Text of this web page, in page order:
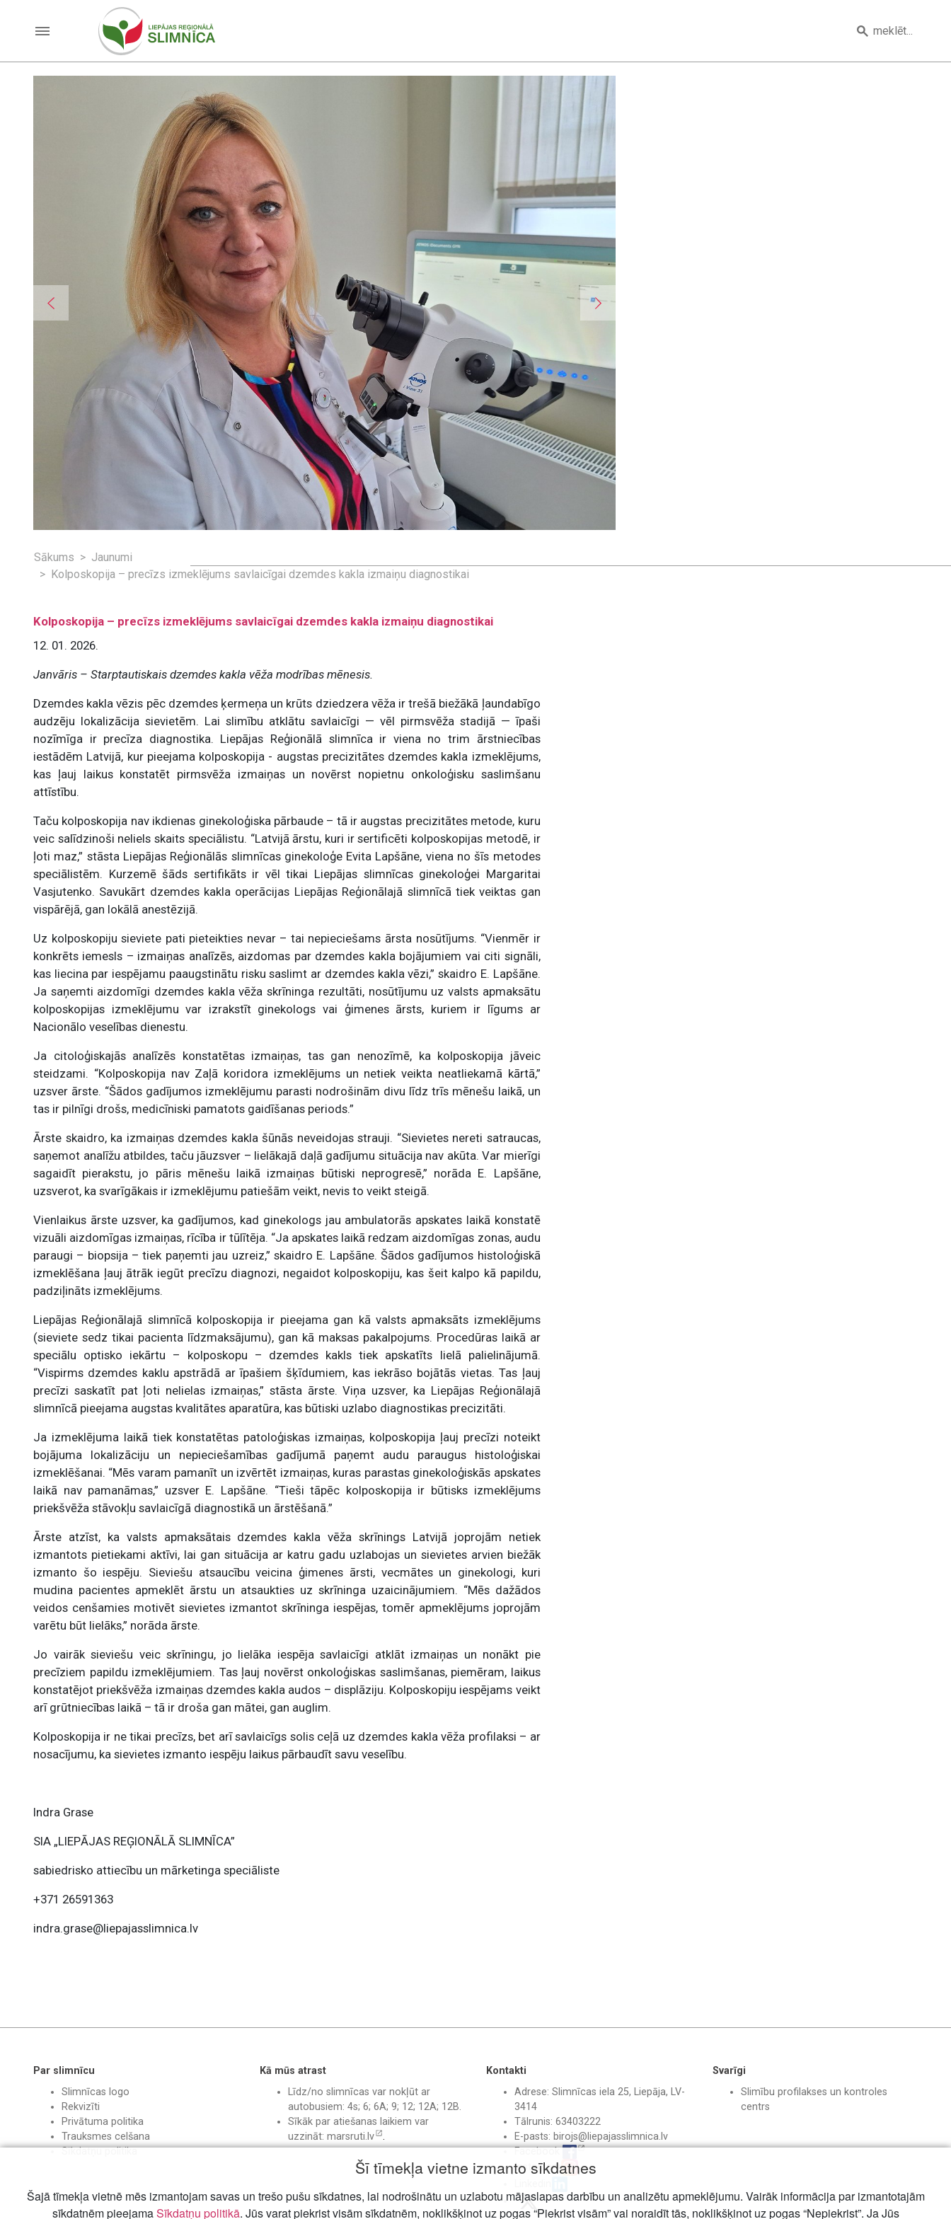
Sākums
Jaunumi
Kolposkopija – precīzs izmeklējums savlaicīgai dzemdes kakla izmaiņu diagnostikai
Kolposkopija – precīzs izmeklējums savlaicīgai dzemdes kakla izmaiņu diagnostikai
12. 01. 2026.
Janvāris – Starptautiskais dzemdes kakla vēža modrības mēnesis.
Dzemdes kakla vēzis pēc dzemdes ķermeņa un krūts dziedzera vēža ir trešā biežākā ļaundabīgo
audzēju lokalizācija sievietēm. Lai slimību atklātu savlaicīgi — vēl pirmsvēža stadijā — īpaši
nozīmīga ir precīza diagnostika. Liepājas Reģionālā slimnīca ir viena no trim ārstniecības
iestādēm Latvijā, kur pieejama kolposkopija - augstas precizitātes dzemdes kakla izmeklējums,
kas ļauj laikus konstatēt pirmsvēža izmaiņas un novērst nopietnu onkoloģisku saslimšanu
attīstību.
Taču kolposkopija nav ikdienas ginekoloģiska pārbaude – tā ir augstas precizitātes metode, kuru
veic salīdzinoši neliels skaits speciālistu. “Latvijā ārstu, kuri ir sertificēti kolposkopijas metodē, ir
ļoti maz,” stāsta Liepājas Reģionālās slimnīcas ginekoloģe Evita Lapšāne, viena no šīs metodes
speciālistēm. Kurzemē šāds sertifikāts ir vēl tikai Liepājas slimnīcas ginekoloģei Margaritai
Vasjutenko. Savukārt dzemdes kakla operācijas Liepājas Reģionālajā slimnīcā tiek veiktas gan
vispārējā, gan lokālā anestēzijā.
Uz kolposkopiju sieviete pati pieteikties nevar – tai nepieciešams ārsta nosūtījums. “Vienmēr ir
konkrēts iemesls – izmaiņas analīzēs, aizdomas par dzemdes kakla bojājumiem vai citi signāli,
kas liecina par iespējamu paaugstinātu risku saslimt ar dzemdes kakla vēzi,” skaidro E. Lapšāne.
Ja saņemti aizdomīgi dzemdes kakla vēža skrīninga rezultāti, nosūtījumu uz valsts apmaksātu
kolposkopijas izmeklējumu var izrakstīt ginekologs vai ģimenes ārsts, kuriem ir līgums ar
Nacionālo veselības dienestu.
Ja citoloģiskajās analīzēs konstatētas izmaiņas, tas gan nenozīmē, ka kolposkopija jāveic
steidzami. “Kolposkopija nav Zaļā koridora izmeklējums un netiek veikta neatliekamā kārtā,”
uzsver ārste. “Šādos gadījumos izmeklējumu parasti nodrošinām divu līdz trīs mēnešu laikā, un
tas ir pilnīgi drošs, medicīniski pamatots gaidīšanas periods.”
Ārste skaidro, ka izmaiņas dzemdes kakla šūnās neveidojas strauji. “Sievietes nereti satraucas,
saņemot analīžu atbildes, taču jāuzsver – lielākajā daļā gadījumu situācija nav akūta. Var mierīgi
sagaidīt pierakstu, jo pāris mēnešu laikā izmaiņas būtiski neprogresē,” norāda E. Lapšāne,
uzsverot, ka svarīgākais ir izmeklējumu patiešām veikt, nevis to veikt steigā.
Vienlaikus ārste uzsver, ka gadījumos, kad ginekologs jau ambulatorās apskates laikā konstatē
vizuāli aizdomīgas izmaiņas, rīcība ir tūlītēja. “Ja apskates laikā redzam aizdomīgas zonas, audu
paraugi – biopsija – tiek paņemti jau uzreiz,” skaidro E. Lapšāne. Šādos gadījumos histoloģiskā
izmeklēšana ļauj ātrāk iegūt precīzu diagnozi, negaidot kolposkopiju, kas šeit kalpo kā papildu,
padziļināts izmeklējums.
Liepājas Reģionālajā slimnīcā kolposkopija ir pieejama gan kā valsts apmaksāts izmeklējums
(sieviete sedz tikai pacienta līdzmaksājumu), gan kā maksas pakalpojums. Procedūras laikā ar
speciālu optisko iekārtu – kolposkopu – dzemdes kakls tiek apskatīts lielā palielinājumā.
“Vispirms dzemdes kaklu apstrādā ar īpašiem šķīdumiem, kas iekrāso bojātās vietas. Tas ļauj
precīzi saskatīt pat ļoti nelielas izmaiņas,” stāsta ārste. Viņa uzsver, ka Liepājas Reģionālajā
slimnīcā pieejama augstas kvalitātes aparatūra, kas būtiski uzlabo diagnostikas precizitāti.
Ja izmeklējuma laikā tiek konstatētas patoloģiskas izmaiņas, kolposkopija ļauj precīzi noteikt
bojājuma lokalizāciju un nepieciešamības gadījumā paņemt audu paraugus histoloģiskai
izmeklēšanai. “Mēs varam pamanīt un izvērtēt izmaiņas, kuras parastas ginekoloģiskās apskates
laikā nav pamanāmas,” uzsver E. Lapšāne. “Tieši tāpēc kolposkopija ir būtisks izmeklējums
priekšvēža stāvokļu savlaicīgā diagnostikā un ārstēšanā.”
Ārste atzīst, ka valsts apmaksātais dzemdes kakla vēža skrīnings Latvijā joprojām netiek
izmantots pietiekami aktīvi, lai gan situācija ar katru gadu uzlabojas un sievietes arvien biežāk
izmanto šo iespēju. Sieviešu atsaucību veicina ģimenes ārsti, vecmātes un ginekologi, kuri
mudina pacientes apmeklēt ārstu un atsaukties uz skrīninga uzaicinājumiem. “Mēs dažādos
veidos cenšamies motivēt sievietes izmantot skrīninga iespējas, tomēr apmeklējums joprojām
varētu būt lielāks,” norāda ārste.
Jo vairāk sieviešu veic skrīningu, jo lielāka iespēja savlaicīgi atklāt izmaiņas un nonākt pie
precīziem papildu izmeklējumiem. Tas ļauj novērst onkoloģiskas saslimšanas, piemēram, laikus
konstatējot priekšvēža izmaiņas dzemdes kakla audos – displāziju. Kolposkopiju iespējams veikt
arī grūtniecības laikā – tā ir droša gan mātei, gan auglim.
Kolposkopija ir ne tikai precīzs, bet arī savlaicīgs solis ceļā uz dzemdes kakla vēža profilaksi – ar
nosacījumu, ka sievietes izmanto iespēju laikus pārbaudīt savu veselību.
Indra Grase
SIA „LIEPĀJAS REĢIONĀLĀ SLIMNĪCA”
sabiedrisko attiecību un mārketinga speciāliste
+371 26591363
indra.grase@liepajasslimnica.lv
Par slimnīcu
Slimnīcas logo
Rekvizīti
Privātuma politika
Trauksmes celšana
Sīkdatņu politika
Kā mūs atrast
Līdz/no slimnīcas var nokļūt ar
autobusiem: 4s; 6; 6A; 9; 12; 12A; 12B.
Sīkāk par atiešanas laikiem var
uzzināt: marsruti.lv .
Kontakti
Adrese: Slimnīcas iela 25, Liepāja, LV-
3414
Tālrunis: 63403222
E-pasts: birojs@liepajasslimnica.lv
Facebook
Instagram
Svarīgi
Slimību profilakses un kontroles
centrs
Šī tīmekļa vietne izmanto sīkdatnes
Šajā tīmekļa vietnē mēs izmantojam savas un trešo pušu sīkdatnes, lai nodrošinātu un uzlabotu mājaslapas darbību un analizētu apmeklējumu. Vairāk informācija par izmantotajām
sīkdatnēm pieejamaSīkdatņu politikā. Jūs varat piekrist visām sīkdatnēm, noklikšķinot uz pogas “Piekrist visām” vai noraidīt tās, noklikšķinot uz pogas “Nepiekrist”. Ja Jūs